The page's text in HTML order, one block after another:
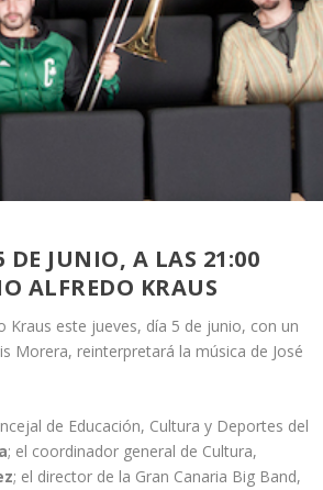
DE JUNIO, A LAS 21:00
ALFREDO KRAUS
Kraus este jueves, día 5 de junio, con un
Morera, reinterpretará la música de José
de Educación, Cultura y Deportes del
; el coordinador general de Cultura,
; el director de la Gran Canaria Big Band,